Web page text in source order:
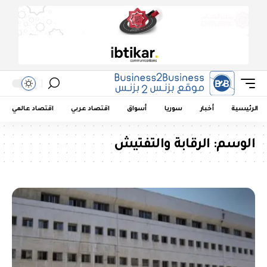
الرئيسية أخبار سوريا أسواق اقتصاد عربي اقتصاد عالمي
الوسم:الرقابة والتفتيش